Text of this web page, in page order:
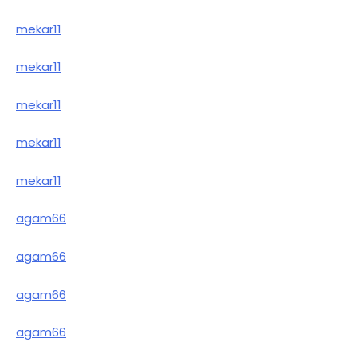
mekar11
mekar11
mekar11
mekar11
mekar11
agam66
agam66
agam66
agam66